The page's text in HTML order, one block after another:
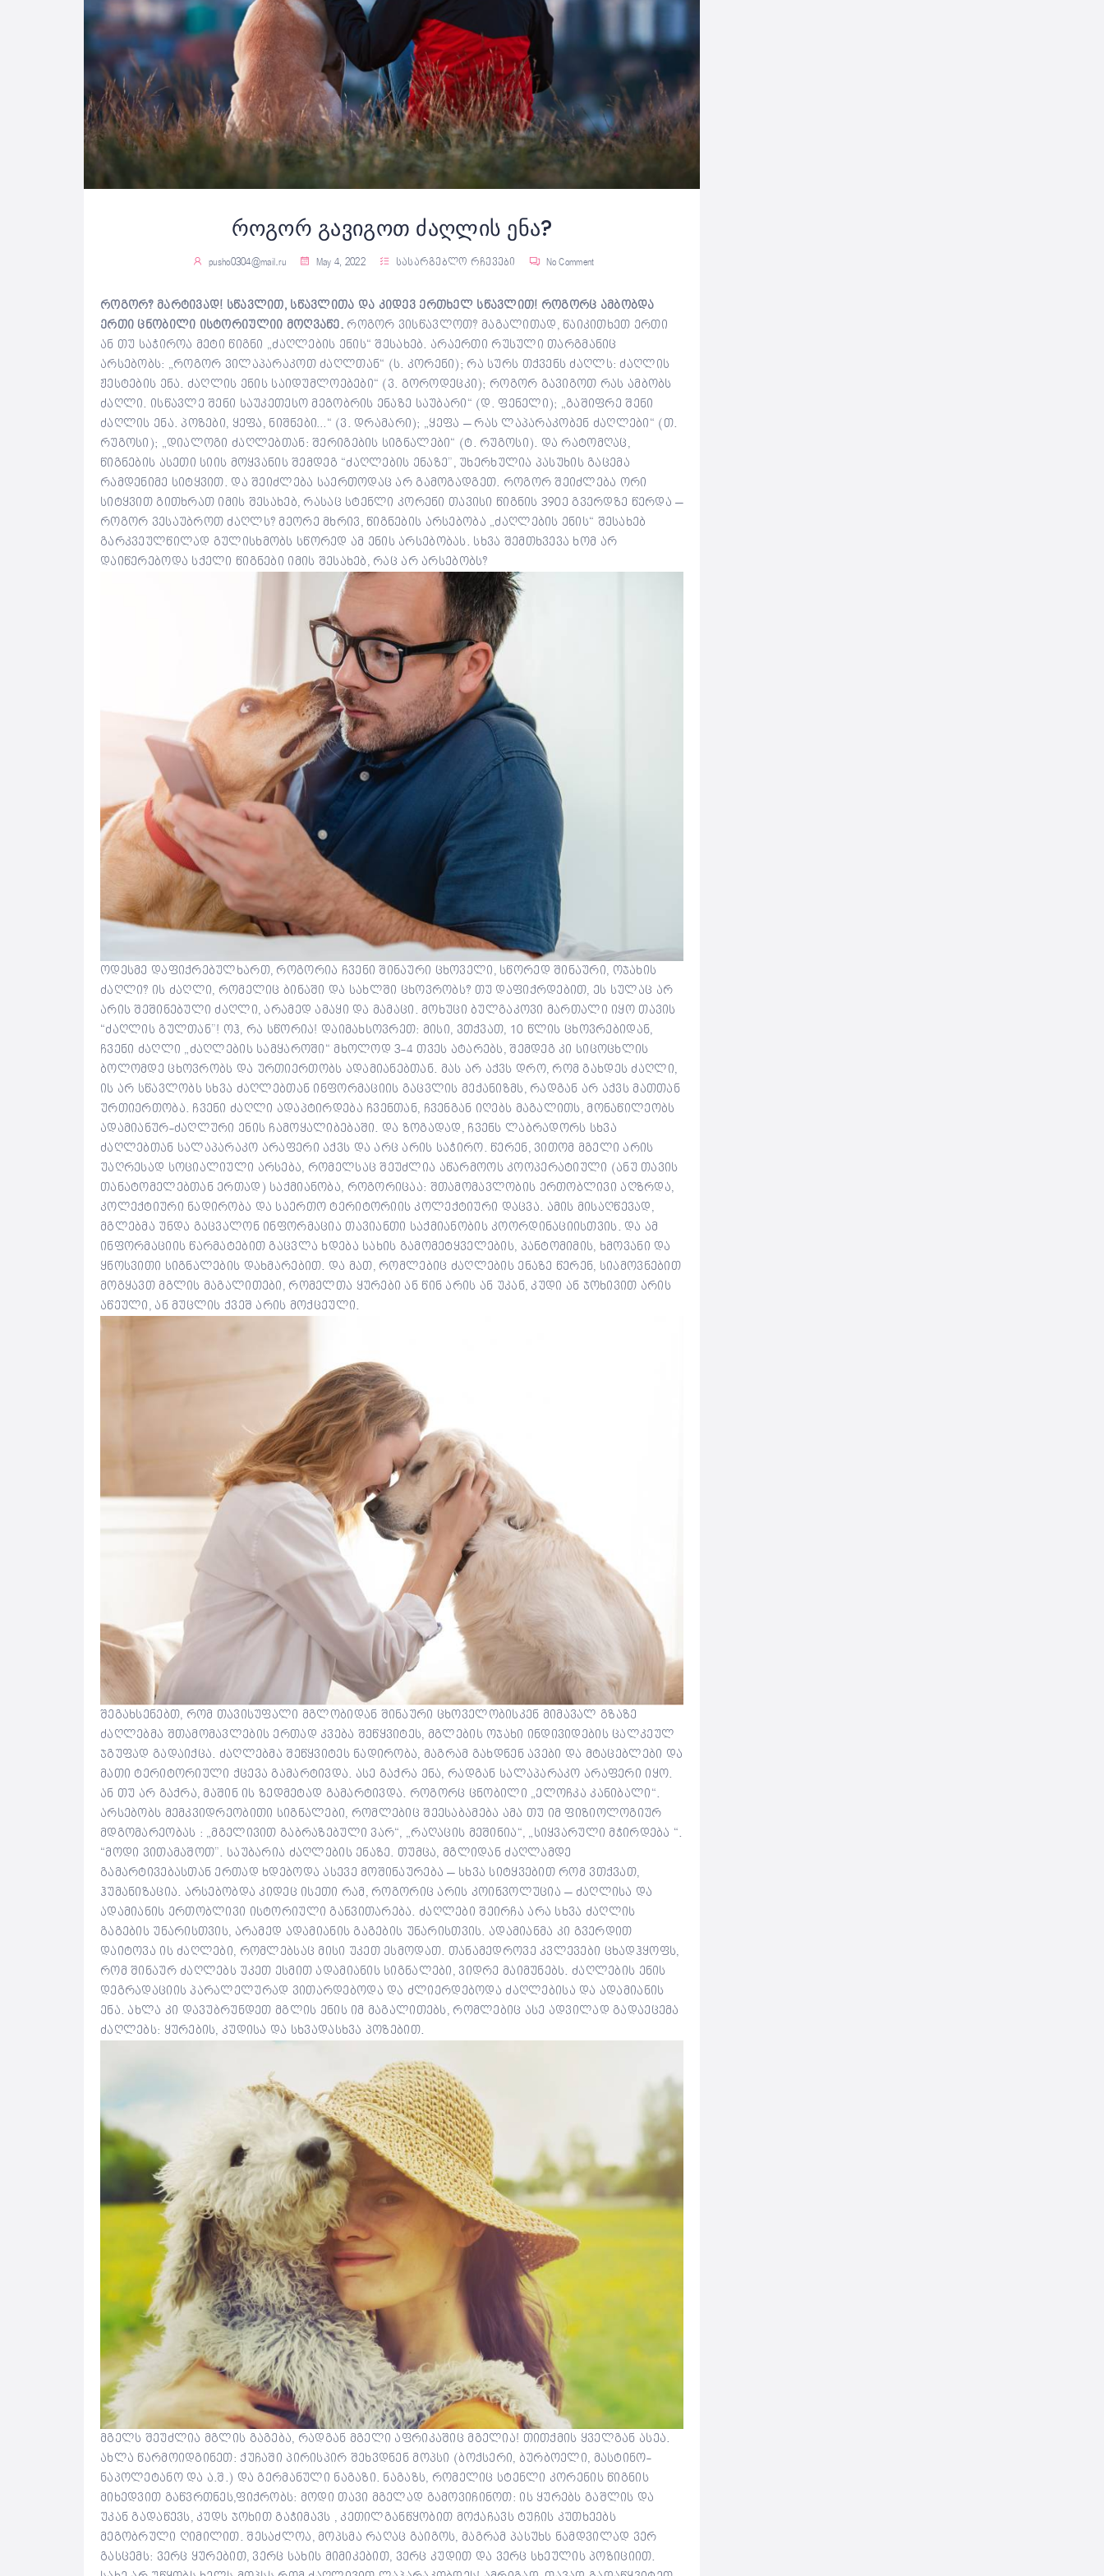
როგორ გავიგოთ ძაღლის ენა?
pusho0304@mail.ru May 4, 2022 სასარგებლო რჩევები No Comment
როგორ? მარტივად! სწავლით, სწავლითა და კიდევ ერთხელ სწავლით! როგორც ამბობდა
ერთი ცნობილი ისტორიულიი მოღვაწე.როგორ ვისწავლოთ? მაგალითად, წაიკითხეთ ერთი
ან თუ საჭიროა მეტი წიგნი „ძაღლების ენის“ შესახებ. არაერთი რუსული თარგმანიც
არსებობს: „როგორ ვილაპარაკოთ ძაღლთან“ (ს. კორენი); რა სურს თქვენს ძაღლს: ძაღლის
ჟესტების ენა. ძაღლის ენის საიდუმლოებები“ (ვ. გოროდეცკი); როგორ გავიგოთ რას ამბობს
ძაღლი. ისწავლე შენი საუკეთესო მეგობრის ენაზე საუბარი“ (დ. ფენელი); „გაშიფრე შენი
ძაღლის ენა. პოზები, ყეფა, ნიშნები…“ (ვ. დრამარი); „ყეფა – რას ლაპარაკობენ ძაღლები“ ​​(თ.
რუგოსი); „დიალოგი ძაღლებთან: შერიგების სიგნალები“ ​​(ტ. რუგოსი). და რატომღაც,
წიგნების ასეთი სიის მოყვანის შემდეგ “ძაღლების ენაზე”, უხერხულია პასუხის გაცემა
რამდენიმე სიტყვით. და შეიძლება საერთოდაც არ გამოგადგეთ. როგორ შეიძლება ორი
სიტყვით გითხრათ იმის შესახებ, რასაც სტენლი კორენი თავისი წიგნის 390ე გვერდზე წერდა –
როგორ ვესაუბროთ ძაღლს? მეორე მხრივ, წიგნების არსებობა „ძაღლების ენის“ შესახებ
გარკვეულწილად გულისხმობს სწორედ ამ ენის არსებობას. სხვა შემთხვევა ხომ არ
დაიწერებოდა სქელი წიგნები იმის შესახებ, რაც არ არსებობს?
ოდესმე დაფიქრებულხართ, როგორია ჩვენი შინაური ცხოველი, სწორედ შინაური, ოჯახის
ძაღლი? ის ძაღლი, რომელიც ბინაში და სახლში ცხოვრობს? თუ დაფიქრდებით, ეს სულაც არ
არის შეშინებული ძაღლი, არამედ ამაყი და მამაცი. მოხუცი ბულგაკოვი მართალი იყო თავის
“ძაღლის გულთან”! ოჰ, რა სწორია! დაიმახსოვრეთ: მისი, ვთქვათ, 10 წლის ცხოვრებიდან,
ჩვენი ძაღლი „ძაღლების სამყაროში“ მხოლოდ 3-4 თვეს ატარებს, შემდეგ კი სიცოცხლის
ბოლომდე ცხოვრობს და ურთიერთობს ადამიანებთან. მას არ აქვს დრო, რომ გახდეს ძაღლი,
ის არ სწავლობს სხვა ძაღლებთან ინფორმაციის გაცვლის მექანიზმს, რადგან არ აქვს მათთან
ურთიერთობა. ჩვენი ძაღლი ადაპტირდება ჩვენთან, ჩვენგან იღებს მაგალითს, მონაწილეობს
ადამიანურ-ძაღლური ენის ჩამოყალიბებაში. და ზოგადად, ჩვენს ლაბრადორს სხვა
ძაღლებთან სალაპარაკო არაფერი აქვს და არც არის საჭირო. წერენ, ვითომ მგელი არის
უაღრესად სოციალიული არსება, რომელსაც შეუძლია აწარმოოს კოოპერატიული (ანუ თავის
თანატომელებთან ერთად) საქმიანობა, როგორიცაა: შთამომავლობის ერთობლივი აღზრდა,
კოლექტიური ნადირობა და საერთო ტერიტორიის კოლექტიური დაცვა. ამის მისაღწევად,
მგლებმა უნდა გაცვალონ ინფორმაცია თავიანთი საქმიანობის კოორდინაციისთვის. და ამ
ინფორმაციის წარმატებით გაცვლა ხდება სახის გამომეტყველების, პანტომიმის, ხმოვანი და
ყნოსვითი სიგნალების დახმარებით. და მათ, რომლებიც ძაღლების ენაზე წერენ, სიამოვნებით
მოგყავთ მგლის მაგალითები, რომელთა ყურები ან წინ არის ან უკან, კუდი ან ჯოხივით არის
აწეული, ან მუცლის ქვეშ არის მოქცეული.
შეგახსენებთ, რომ თავისუფალი მგლობიდან შინაური ცხოველობისკენ მიმავალ გზაზე
ძაღლებმა შთამომავლების ერთად კვება შეწყვიტეს, მგლების ოჯახი ინდივიდების ცალკეულ
ჯგუფად გადაიქცა. ძაღლებმა შეწყვიტეს ნადირობა, მაგრამ გახდნენ ავები და მტაცებლები და
მათი ტერიტორიული ქცევა გამარტივდა. ასე გაქრა ენა, რადგან სალაპარაკო არაფერი იყო.
ან თუ არ გაქრა, მაშინ ის ზედმეტად გამარტივდა. როგორც ცნობილი „ელოჩკა კანიბალი“.
არსებობს მემკვიდრეობითი სიგნალები, რომლებიც შეესაბამება ამა თუ იმ ფიზიოლოგიურ
მდგომარეობას : „მგელივით გაბრაზებული ვარ“, „რაღაცის მეშინია“, „სიყვარული მჭირდება “.
“მოდი ვითამაშოთ”. საუბარია ძაღლების ენაზე. თუმცა, მგლიდან ძაღლამდე
გამარტივებასთან ერთად ხდებოდა ასევე მოშინაურება – სხვა სიტყვებით რომ ვთქვათ,
ჰუმანიზაცია. არსებობდა კიდეც ისეთი რამ, როგორიც არის კოინვოლუცია – ძაღლისა და
ადამიანის ერთობლივი ისტორიული განვითარება. ძაღლები შეირჩა არა სხვა ძაღლის
გაგების უნარისთვის, არამედ ადამიანის გაგების უნარისთვის. ადამიანმა კი გვერდით
დაიტოვა ის ძაღლები, რომლებსაც მისი უკეთ ესმოდათ. თანამედროვე კვლევები ცხადჰყოფს,
რომ შინაურ ძაღლებს უკეთ ესმით ადამიანის სიგნალები, ვიდრე მაიმუნებს. ძაღლების ენის
დეგრადაციის პარალელურად ვითარდებოდა და ძლიერდებოდა ძაღლებისა და ადამიანის
ენა. ახლა კი დავუბრუნდეთ მგლის ენის იმ მაგალითებს, რომლებიც ასე ადვილად გადაეცემა
ძაღლებს: ყურების, კუდისა და სხვადასხვა პოზებით.
მგელს შეუძლია მგლის გაგება, რადგან მგელი აფრიკაშიც მგელია! თითქმის ყველგან ასეა.
ახლა წარმოიდგინეთ: ქუჩაში პირისპირ შეხვდნენ მოპსი (ბოქსერი, ბურბოელი, მასტინო-
ნაპოლეტანო და ა.შ.) და გერმანული ნაგაზი. ნაგაზს, რომელიც სტენლი კორენის წიგნის
მიხედვით გაწვრთნეს,ფიქრობს: მოდი თავი მგელად გამოვიჩინოთ: ის ყურებს გაშლის და
უკან გადაწევს, კუდს ჯოხით გაჭიმავს , კეთილგანწყობით მოქაჩავს ტუჩის კუთხეებს
მეგობრული ღიმილით. შესაძლოა, მოპსმა რაღაც გაიგოს, მაგრამ პასუხს ნამდვილად ვერ
გასცემს: ვერც ყურებით, ვერც სახის მიმიკებით, ვერც კუდით და ვერც სხეულის პოზიციით.